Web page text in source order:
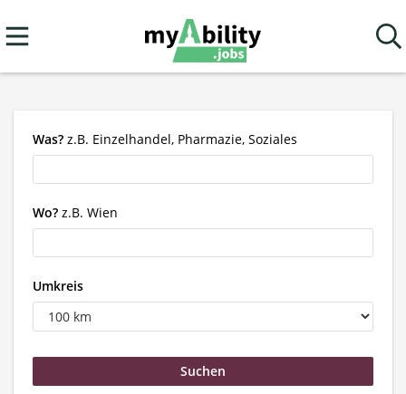
Was? z.B. Einzelhandel, Pharmazie, Soziales
Wo? z.B. Wien
Umkreis